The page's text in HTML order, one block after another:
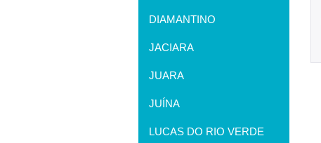
DIAMANTINO
JACIARA
JUARA
JUÍNA
LUCAS DO RIO VERDE